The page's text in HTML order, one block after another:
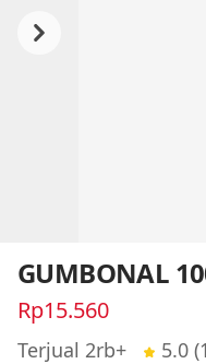
Previous
Next
GUMBONAL
Rp15.560
Terjual 2rb+ 5.0